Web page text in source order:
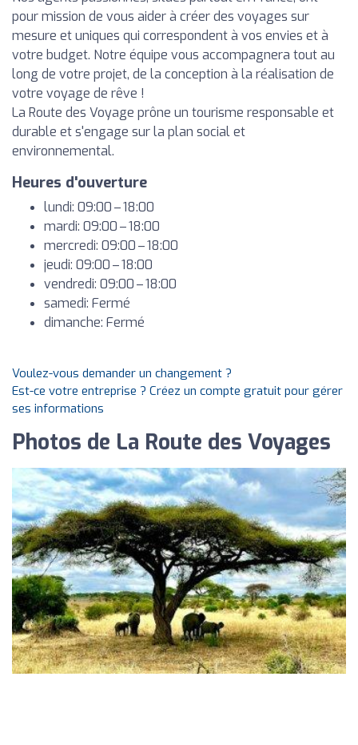
pour mission de vous aider à créer des voyages sur
mesure et uniques qui correspondent à vos envies et à
votre budget. Notre équipe vous accompagnera tout au
long de votre projet, de la conception à la réalisation de
votre voyage de rêve !
La Route des Voyage prône un tourisme responsable et
durable et s'engage sur la plan social et
environnemental.
Heures d'ouverture
lundi: 09:00 – 18:00
mardi: 09:00 – 18:00
mercredi: 09:00 – 18:00
jeudi: 09:00 – 18:00
vendredi: 09:00 – 18:00
samedi: Fermé
dimanche: Fermé
Voulez-vous demander un changement ?
Est-ce votre entreprise ? Créez un compte gratuit pour gérer
ses informations
Photos de La Route des Voyages